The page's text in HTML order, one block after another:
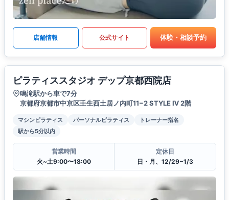
店舗情報 公式サイト 体験・相談予約
ピラティススタジオ デップ京都西院店
鳴滝駅から車で7分
京都府京都市中京区壬生西土居ノ内町11−2 STYLE Ⅳ 2階
マシンピラティス パーソナルピラティス
トレーナー指名
駅から5分以内
営業時間
火~土9:00〜18:00
定休日
日・月、12/29~1/3